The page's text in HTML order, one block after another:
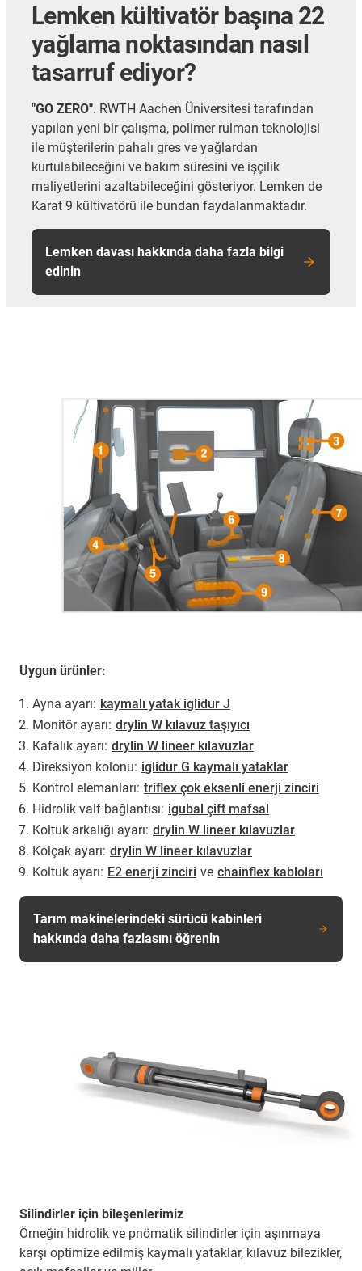
Lemken kültivatör başına 22
yağlama noktasından nasıl
tasarruf ediyor?
"GO ZERO". RWTH Aachen Üniversitesi tarafından
yapılan yeni bir çalışma, polimer rulman teknolojisi
ile müşterilerin pahalı gres ve yağlardan
kurtulabileceğini ve bakım süresini ve işçilik
maliyetlerini azaltabileceğini gösteriyor. Lemken de
Karat 9 kültivatörü ile bundan faydalanmaktadır.
Lemken davası hakkında daha fazla bilgi
edinin
Uygun ürünler:
Ayna ayarı: kaymalı yatak iglidur J
Monitör ayarı: drylin W kılavuz taşıyıcı
Kafalık ayarı: drylin W lineer kılavuzlar
Direksiyon kolonu: iglidur G kaymalı yataklar
Kontrol elemanları: triflex çok eksenli enerji zinciri
Hidrolik valf bağlantısı: igubal çift mafsal
Koltuk arkalığı ayarı: drylin W lineer kılavuzlar
Kolçak ayarı: drylin W lineer kılavuzlar
Koltuk ayarı: E2 enerji zinciri ve chainflex kabloları
Tarım makinelerindeki sürücü kabinleri
hakkında daha fazlasını öğrenin
Silindirler için bileşenlerimiz
Örneğin hidrolik ve pnömatik silindirler için aşınmaya
karşı optimize edilmiş kaymalı yataklar, kılavuz bilezikler,